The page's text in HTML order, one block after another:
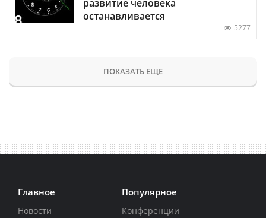
развитие человека
останавливается
5277
ПОКАЗАТЬ ЕЩЕ
Главное
Новости
Популярное
Конференции